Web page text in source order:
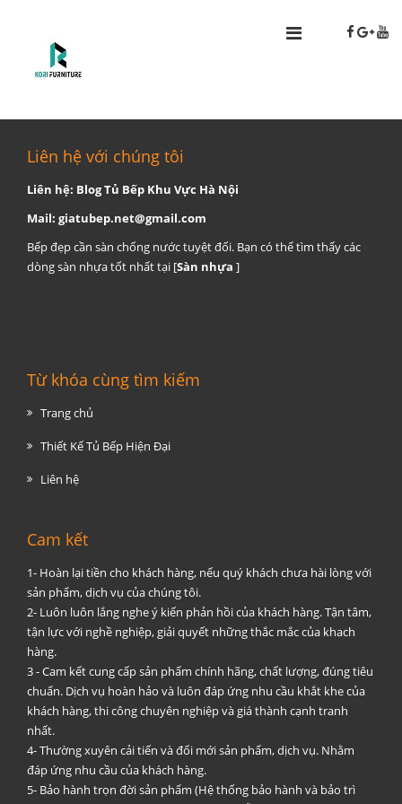
Liên hệ với chúng tôi
Liên hệ: Blog Tủ Bếp Khu Vực Hà Nội
Mail: giatubep.net@gmail.com
Bếp đẹp cần sàn chống nước tuyệt đối. Bạn có thể tìm thấy các
dòng sàn nhựa tốt nhất tại [Sàn nhựa ]
Từ khóa cùng tìm kiếm
Trang chủ
Thiết Kế Tủ Bếp Hiện Đại
Liên hệ
Cam kết
1- Hoàn lại tiền cho khách hàng, nếu quý khách chưa hài lòng với
sản phẩm, dịch vụ của chúng tôi.
2- Luôn luôn lắng nghe ý kiến phản hồi của khách hàng. Tận tâm,
tận lực với nghề nghiệp, giải quyết những thắc mắc của khach
hàng.
3 - Cam kết cung cấp sản phẩm chính hãng, chất lượng, đúng tiêu
chuẩn. Dịch vụ hoàn hảo và luôn đáp ứng nhu cầu khắt khe của
khách hàng, thi công chuyên nghiệp và giá thành cạnh tranh
nhất.
4- Thường xuyên cải tiến và đổi mới sản phẩm, dịch vụ. Nhằm
đáp ứng nhu cầu của khách hàng.
5- Bảo hành trọn đời sản phẩm (Hệ thống bảo hành và bảo trì